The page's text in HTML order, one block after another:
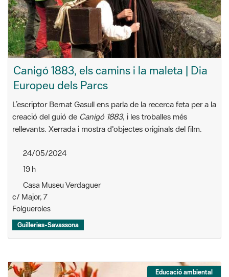
Canigó 1883, els camins i la maleta | Dia
Europeu dels Parcs
L’escriptor Bernat Gasull ens parla de la recerca feta per a la
creació del guió de Canigó 1883, i les troballes més
rellevants. Xerrada i mostra d'objectes originals del film.
24/05/2024
19 h
Casa Museu Verdaguer
c/ Major, 7
Folgueroles
Guilleries-Savassona
Educació ambiental